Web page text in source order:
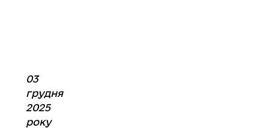
03
грудня
2025
року